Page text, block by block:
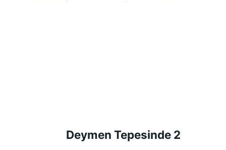
Deymen Tepesinde 2